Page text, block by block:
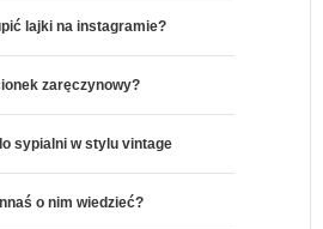
lajki na instagramie?
zaręczynowy?
sypialni w stylu vintage
o nim wiedzieć?